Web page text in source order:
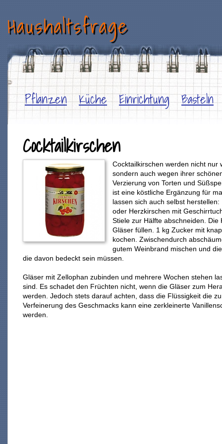
Haushaltsfrage
Pflanzen Küche Einrichtung Basteln
Cocktailkirschen
Cocktailkirschen werden nicht nur
sondern auch wegen ihrer
Verzierung von Torten und
ist eine köstliche Ergänzung für
lassen sich auch selbst
oder Herzkirschen mit
Stiele zur Hälfte abschneiden.
Gläser füllen. 1 kg Zucker mit
kochen. Zwischendurch
gutem Weinbrand mischen und
die davon bedeckt sein müssen.
Gläser mit Zellophan zubinden und mehrere Wochen stehen
sind. Es schadet den Früchten nicht, wenn die Gläser zum
werden. Jedoch stets darauf achten, dass die Flüssigkeit die
Verfeinerung des Geschmacks kann eine zerkleinerte
werden.